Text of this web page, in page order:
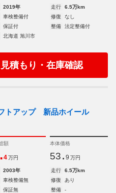
2019年 走行
6.5万km
車検整備付 修復
なし
保証付 整備
法定整備付
北海道 旭川市
見積もり・在庫確認
トアップ 新品ホイール
額
.4 万円
本体価格
53. 9 万円
2003年 走行
6.5万km
車検整備無 修復
あり
保証無 整備
-